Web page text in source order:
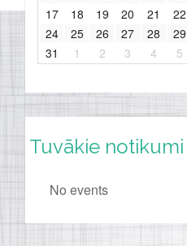
17
18 19 20 21 22
24
25 26 27 28 29
31
1 2 3 4 5
Tuvākie notikumi
No events